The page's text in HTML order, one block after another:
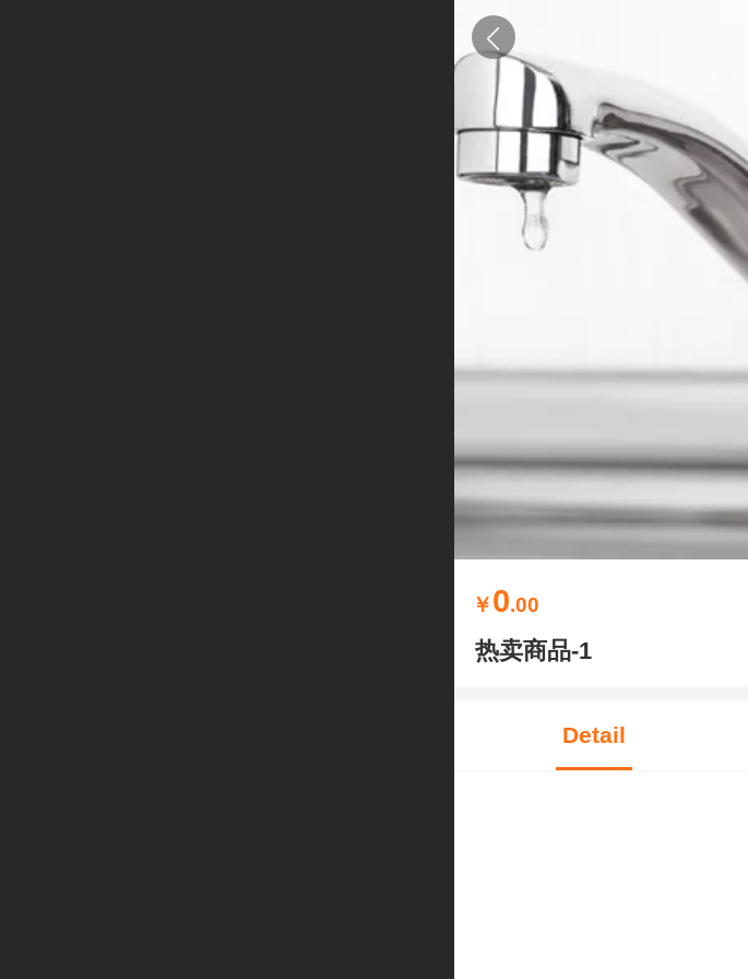
￥0.00
热卖商品-1
Detail